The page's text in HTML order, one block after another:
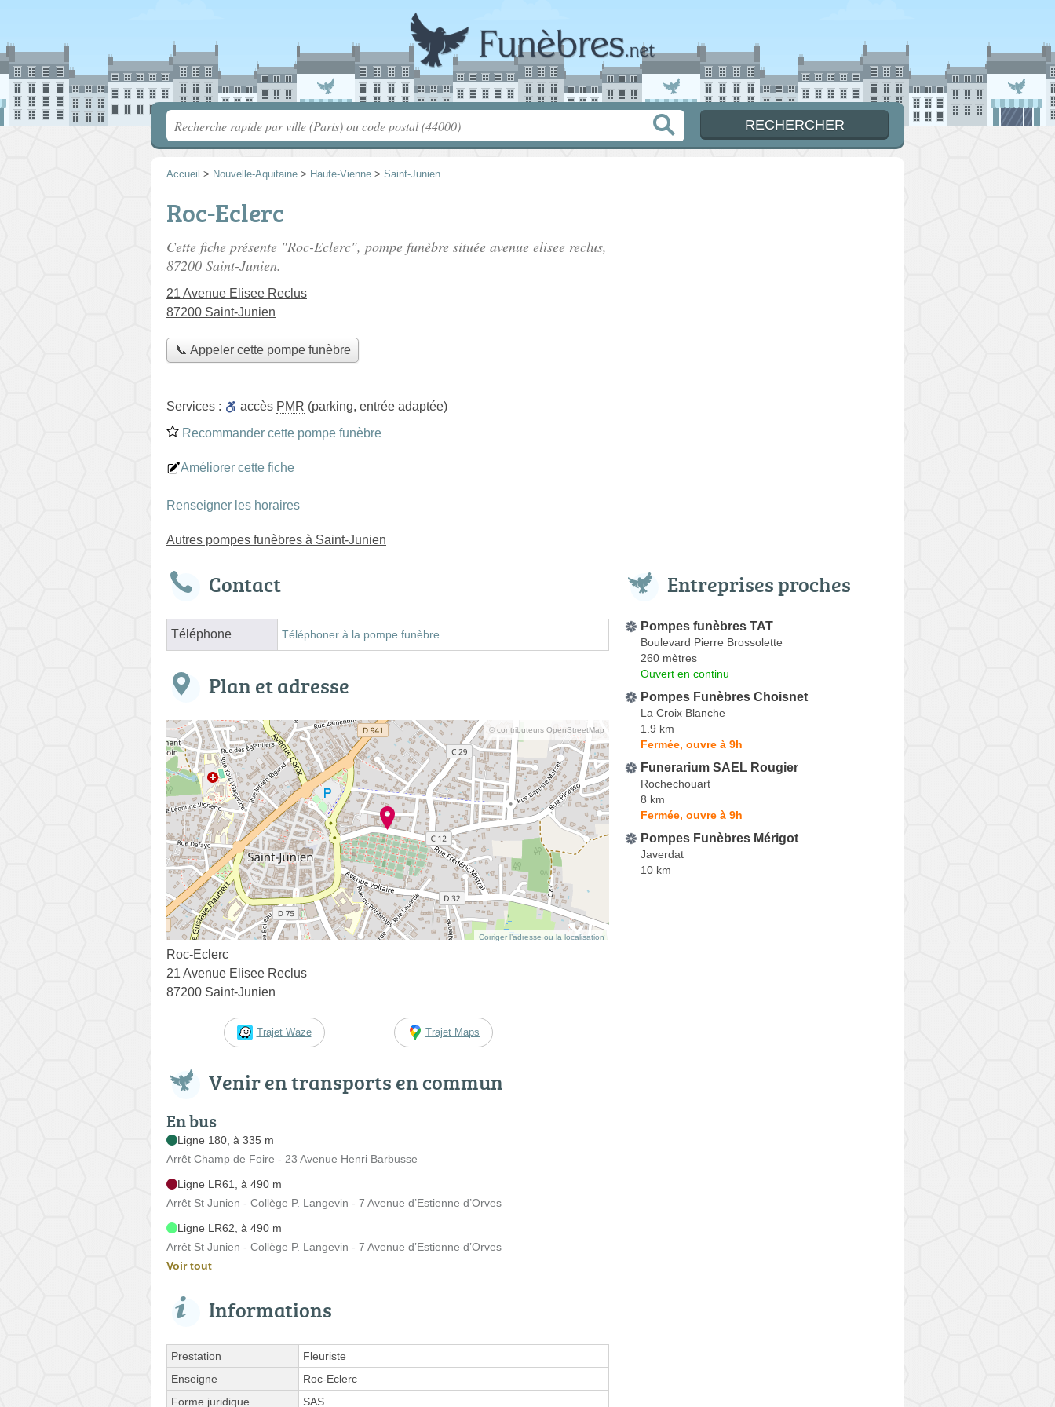
Accueil > Nouvelle-Aquitaine > Haute-Vienne > Saint-Junien
Roc-Eclerc
Cette fiche présente "Roc-Eclerc", pompe funèbre située avenue elisee reclus,
87200 Saint-Junien.
21 Avenue Elisee Reclus
87200 Saint-Junien
📞 Appeler cette pompe funèbre
Services : accès PMR (parking, entrée adaptée)
Recommander cette pompe funèbre
Améliorer cette fiche
Renseigner les horaires
Autres pompes funèbres à Saint-Junien
Contact
Téléphone Téléphoner à la pompe funèbre
Plan et adresse
© contributeurs OpenStreetMap
Corriger l’adresse ou la localisation
Roc-Eclerc
21 Avenue Elisee Reclus
87200 Saint-Junien
Trajet Waze Trajet Maps
Venir en transports en commun
En bus
Ligne 180, à 335 m
Arrêt Champ de Foire - 23 Avenue Henri Barbusse
Ligne LR61, à 490 m
Arrêt St Junien - Collège P. Langevin - 7 Avenue d’Estienne d’Orves
Ligne LR62, à 490 m
Arrêt St Junien - Collège P. Langevin - 7 Avenue d’Estienne d’Orves
Voir tout
Informations
Prestation
Fleuriste
Enseigne
Roc-Eclerc
Forme juridique
SAS
Entreprises proches
Pompes funèbres TAT
Boulevard Pierre Brossolette
260 mètres
Ouvert en continu
Pompes Funèbres Choisnet
La Croix Blanche
1.9 km
Fermée, ouvre à 9h
Funerarium SAEL Rougier
Rochechouart
8 km
Fermée, ouvre à 9h
Pompes Funèbres Mérigot
Javerdat
10 km